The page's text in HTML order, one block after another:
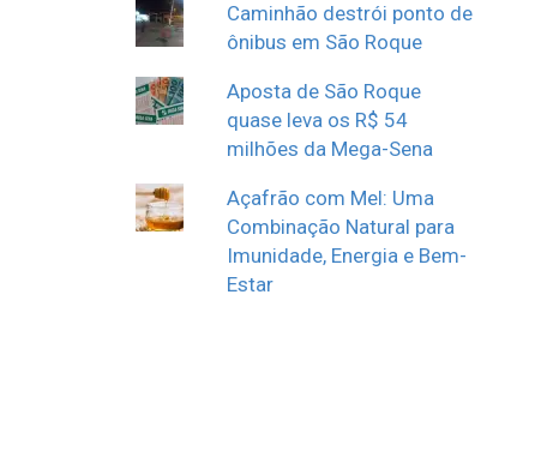
Caminhão destrói ponto de
ônibus em São Roque
Aposta de São Roque
quase leva os R$ 54
milhões da Mega-Sena
Açafrão com Mel: Uma
Combinação Natural para
Imunidade, Energia e Bem-
Estar